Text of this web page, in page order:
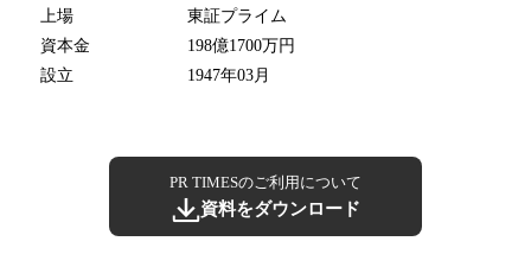
上場
東証プライム
資本金
198億1700万円
設立
1947年03月
PR TIMESのご利用について
資料をダウンロード